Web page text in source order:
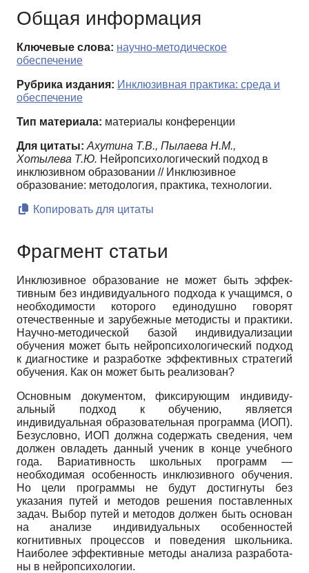
Общая информация
Ключевые слова: научно-методическое
обеспечение
Рубрика издания: Инклюзивная практика: среда и
обеспечение
Тип материала: материалы конференции
Для цитаты: Ахутина Т.В., Пылаева Н.М.,
Хотылева Т.Ю. Нейропсихологический подход в
инклюзивном образовании // Инклюзивное
образование: методология, практика, технологии.
Копировать для цитаты
Фрагмент статьи
Инклюзивное образование не может быть эффек­
тивным без индивидуального подхода к учащимся, о
необходимости которого единодушно говорят
отечест­венные и зарубежные методисты и практики.
Научно-методической базой индивидуализации
обучения мо­жет быть нейропсихологический подход
к диагности­ке и разработке эффективных стратегий
обучения. Как он может быть реализован?
Основным документом, фиксирующим индивиду­
альный подход к обучению, является
индивидуальная образовательная программа (ИОП).
Безусловно, ИОП должна содержать сведения, чем
должен овла­деть данный ученик в конце учебного
года. Вариатив­ность школьных программ —
необходимая особен­ность инклюзивного обучения.
Но цели программы не будут достигнуты без
указания путей и методов реше­ния поставленных
задач. Выбор путей и методов дол­жен быть основан
на анализе индивидуальных особен­ностей
когнитивных процессов и поведения школьни­ка.
Наиболее эффективные методы анализа разработа­
ны в нейропсихологии.